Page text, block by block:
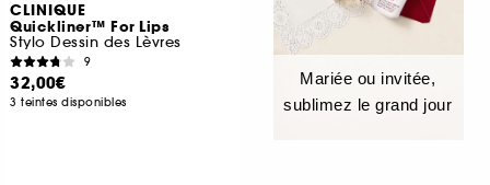
CLINIQUE
Quickliner™ For Lips
Stylo Dessin des Lèvres
9
32,00€
3 teintes disponibles
Mariée ou invitée,
sublimez le grand jour